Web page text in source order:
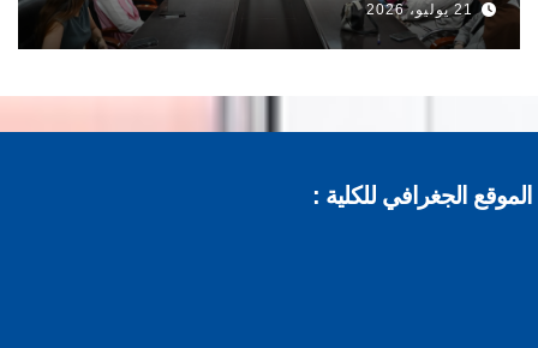
21 يوليو، 2026
الجغرافي للكلية :